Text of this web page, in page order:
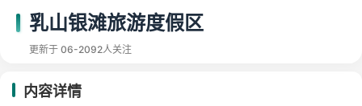
乳山银滩旅游度假区
更新于 06-2092人关注
内容详情